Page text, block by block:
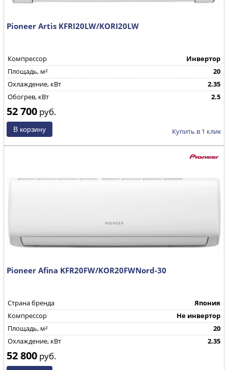
Pioneer Artis KFRI20LW/KORI20LW
Компрессор
Инвертор
Площадь, м²
20
Охлаждение, кВт
2.35
Обогрев, кВт
2.5
52 700 руб.
Купить в 1 клик
Pioneer Afina KFR20FW/KOR20FWNord-30
Страна бренда
Япония
Компрессор
Не инвертор
Площадь, м²
20
Охлаждение, кВт
2.35
52 800 руб.